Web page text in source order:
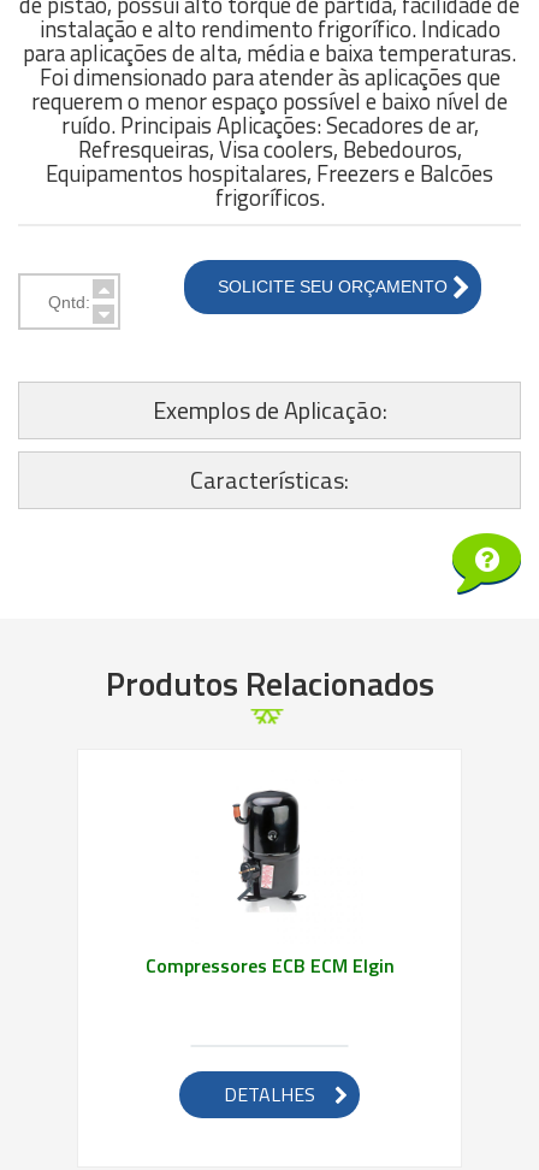
instalação e alto rendimento frigorífico. Indicado
para aplicações de alta, média e baixa temperaturas.
Foi dimensionado para atender às aplicações que
requerem o menor espaço possível e baixo nível de
ruído. Principais Aplicações: Secadores de ar,
Refresqueiras, Visa coolers, Bebedouros,
Equipamentos hospitalares, Freezers e Balcões
frigoríficos.
SOLICITE SEU ORÇAMENTO
Exemplos de Aplicação:
Características:
Produtos Relacionados
Compressores ECB ECM Elgin
DETALHES